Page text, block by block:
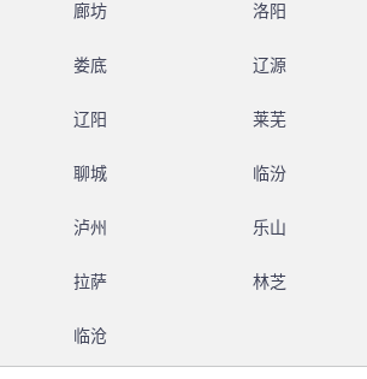
廊坊 洛阳
娄底 辽源
辽阳 莱芜
聊城 临汾
泸州 乐山
拉萨 林芝
临沧